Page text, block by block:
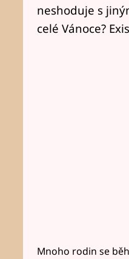
neshoduje s
celé Vánoce?
Mnoho rodin se